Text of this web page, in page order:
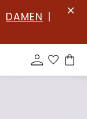
DAMEN |